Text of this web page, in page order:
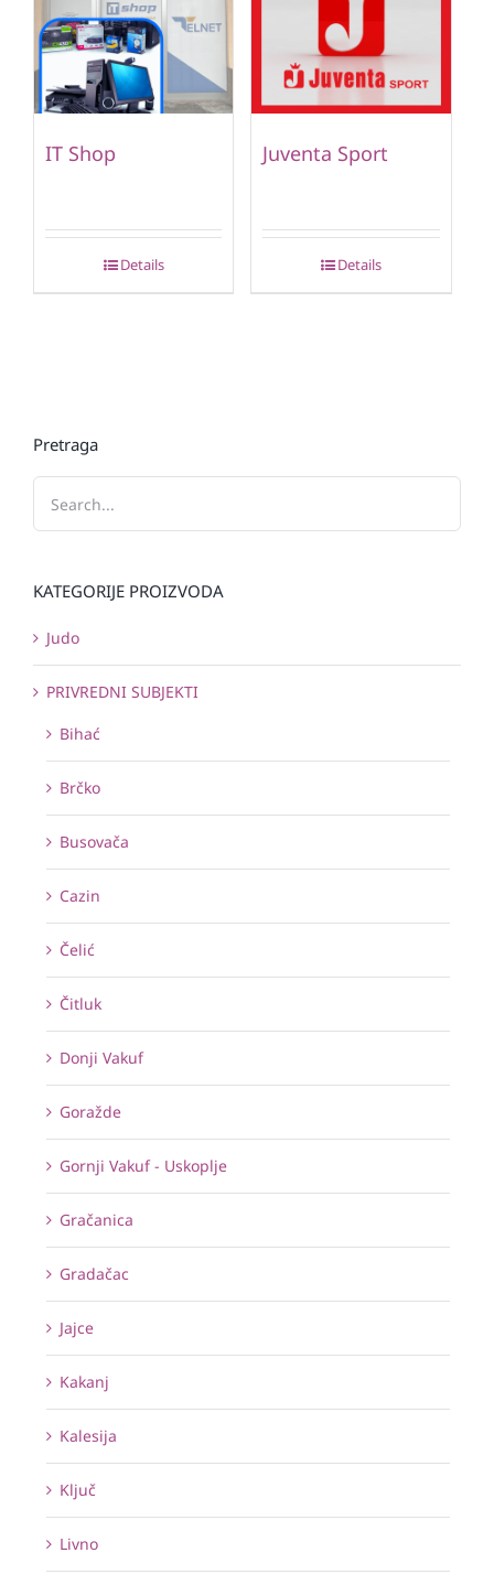
IT Shop
Details
Juventa Sport
Details
Pretraga
KATEGORIJE PROIZVODA
Judo
PRIVREDNI SUBJEKTI
Bihać
Brčko
Busovača
Cazin
Čelić
Čitluk
Donji Vakuf
Goražde
Gornji Vakuf - Uskoplje
Gračanica
Gradačac
Jajce
Kakanj
Kalesija
Ključ
Livno